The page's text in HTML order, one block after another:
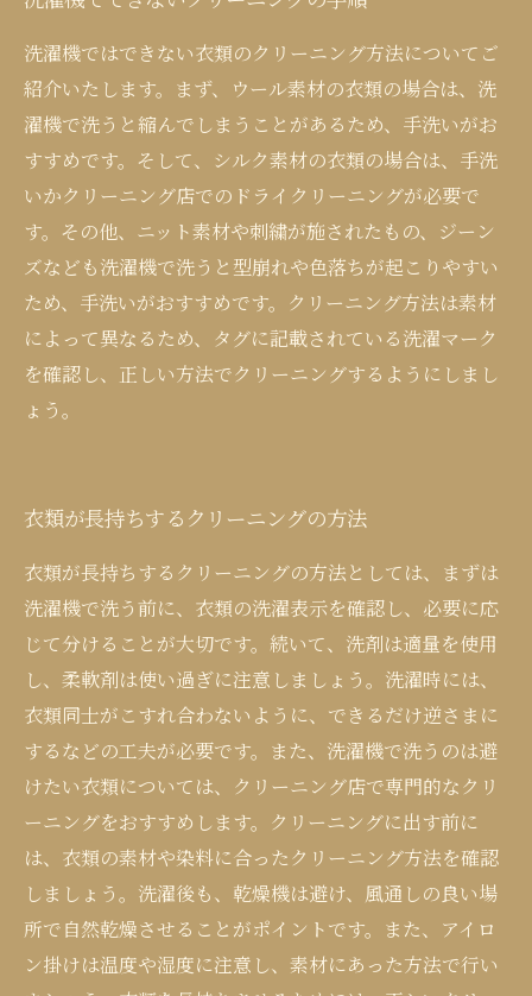
洗濯機ではできない衣類のクリーニング方法についてご
紹介いたします。まず、ウール素材の衣類の場合は、洗
濯機で洗うと縮んでしまうことがあるため、手洗いがお
すすめです。そして、シルク素材の衣類の場合は、手洗
いかクリーニング店でのドライクリーニングが必要で
す。その他、ニット素材や刺繍が施されたもの、ジーン
ズなども洗濯機で洗うと型崩れや色落ちが起こりやすい
ため、手洗いがおすすめです。クリーニング方法は素材
によって異なるため、タグに記載されている洗濯マーク
を確認し、正しい方法でクリーニングするようにしまし
ょう。
衣類が長持ちするクリーニングの方法
衣類が長持ちするクリーニングの方法としては、まずは
洗濯機で洗う前に、衣類の洗濯表示を確認し、必要に応
じて分けることが大切です。続いて、洗剤は適量を使用
し、柔軟剤は使い過ぎに注意しましょう。洗濯時には、
衣類同士がこすれ合わないように、できるだけ逆さまに
するなどの工夫が必要です。また、洗濯機で洗うのは避
けたい衣類については、クリーニング店で専門的なクリ
ーニングをおすすめします。クリーニングに出す前に
は、衣類の素材や染料に合ったクリーニング方法を確認
しましょう。洗濯後も、乾燥機は避け、風通しの良い場
所で自然乾燥させることがポイントです。また、アイロ
ン掛けは温度や湿度に注意し、素材にあった方法で行い